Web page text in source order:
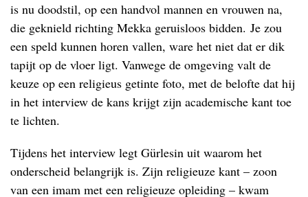
is nu doodstil, op een handvol mannen en vrouwen na,
die geknield richting Mekka geruisloos bidden. Je zou
een speld kunnen horen vallen, ware het niet dat er dik
tapijt op de vloer ligt. Vanwege de omgeving valt de
keuze op een religieus getinte foto, met de belofte dat hij
in het interview de kans krijgt zijn academische kant toe
te lichten.
Tijdens het interview legt Gürlesin uit waarom het
onderscheid belangrijk is. Zijn religieuze kant – zoon
van een imam met een religieuze opleiding – kwam